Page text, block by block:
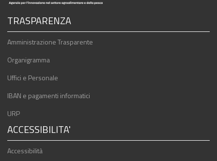
TRASPARENZA
Amministrazione Trasparente
Organigramma
Uffici e Personale
IBAN e pagamenti informatici
URP
ACCESSIBILITA'
Accessibilità